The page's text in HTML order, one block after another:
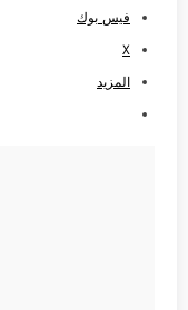
فيس بوك
X
المزيد